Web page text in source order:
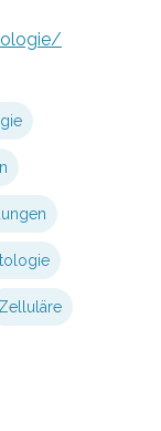
Zelluläre